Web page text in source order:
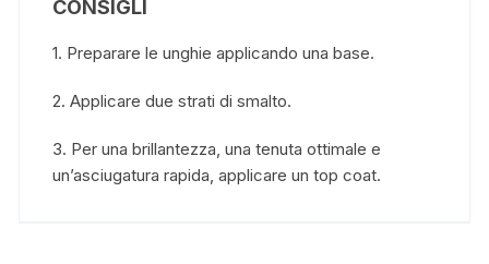
CONSIGLI
1. Preparare le unghie applicando una base.
2. Applicare due strati di smalto.
3. Per una brillantezza, una tenuta ottimale e
un’asciugatura rapida, applicare un top coat.